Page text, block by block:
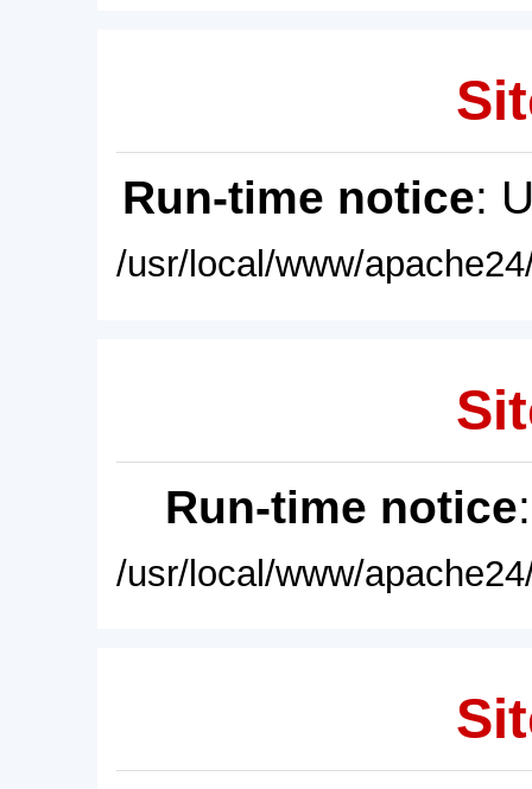
Run-time notice:
/usr/local/www/
Run-time notice
/usr/local/www/